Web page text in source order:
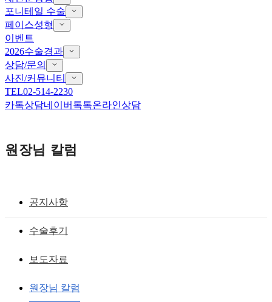
포니테일 수술
페이스성형
이벤트
2026수술경과
상담/문의
사진/커뮤니티
TEL02-514-2230
카톡상담네이버톡톡온라인상담
원장님 칼럼
공지사항
수술후기
보도자료
원장님 칼럼
공장형 병원 뜻과 재수술 병원의 차이
황성호 원장 작성일